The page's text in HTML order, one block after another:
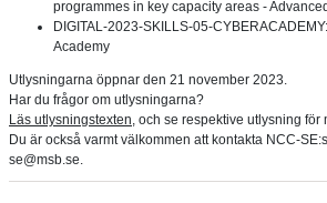
programmes in key capacity areas -
DIGITAL-2023-SKILLS-05-
Academy
Utlysningarna öppnar den 21 november 2023.
Har du frågor om utlysningarna?
Läs utlysningstexten, och se respektive utlysning för
Du är också varmt välkommen att kontakta NCC-
se@msb.se.